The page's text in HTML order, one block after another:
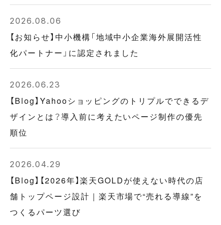
2026.08.06
【お知らせ】中小機構「地域中小企業海外展開活性
化パートナー」に認定されました
2026.06.23
【Blog】Yahooショッピングのトリプルでできるデ
ザインとは？導入前に考えたいページ制作の優先
順位
2026.04.29
【Blog】【2026年】楽天GOLDが使えない時代の店
舗トップページ設計｜楽天市場で“売れる導線”を
つくるパーツ選び